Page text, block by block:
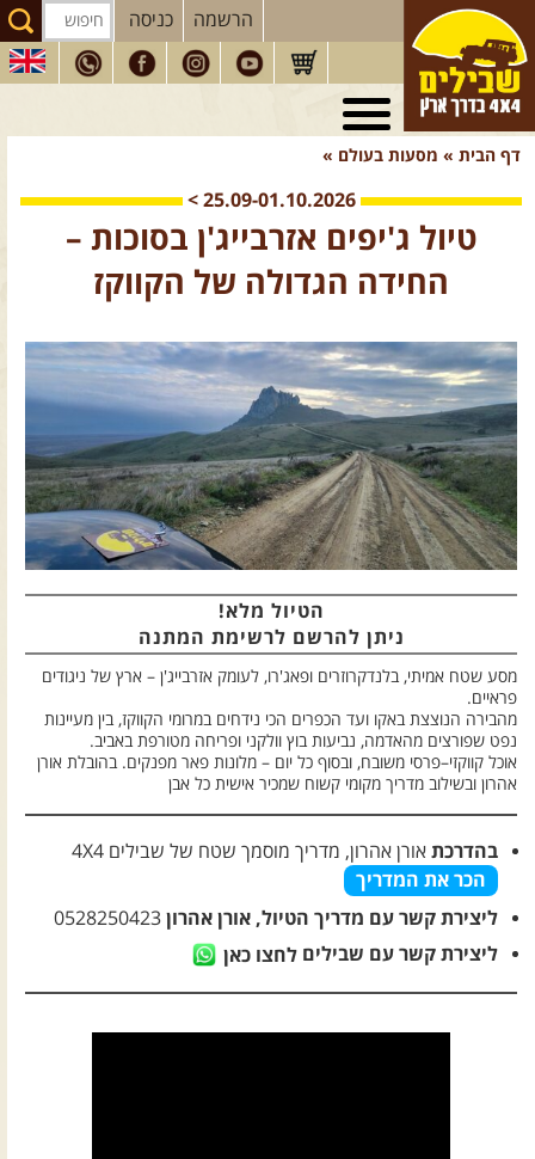
הרשמה כניסה
טיולי 4X4
בארץ
חנותשבילים
הירשמו לניוזלטר שבילים
הבלוג של יואב קווה
פודקאסט ג'יפאות
צרו קשר עם שבילים
אודות יואב קווה והאתר שבילים
דף הבית » מסעות בעולם »
25.09-01.10.2026
>
טיול ג'יפים אזרבייג'ן בסוכות –
החידה הגדולה של הקווקז
הטיול מלא!
ניתן להרשם לרשימת המתנה
מסע שטח אמיתי, בלנדקרוזרים ופאג'רו, לעומק אזרבייג'ן – ארץ של ניגודים
פראיים.
מהבירה הנוצצת באקו ועד הכפרים הכי נידחים במרומי הקווקז, בין מעיינות
נפט שפורצים מהאדמה, נביעות בוץ וולקני ופריחה מטורפת באביב.
אוכל קווקזי–פרסי משובח, ובסוף כל יום – מלונות פאר מפנקים. בהובלת אורן
אהרון ובשילוב מדריך מקומי קשוח שמכיר אישית כל אבן
בהדרכת אורן אהרון, מדריך מוסמך שטח של שבילים 4X4
הכר את המדריך
ליצירת קשר עם מדריך הטיול, אורן אהרון 0528250423
ליצירת קשר עם שבילים לחצו כאן